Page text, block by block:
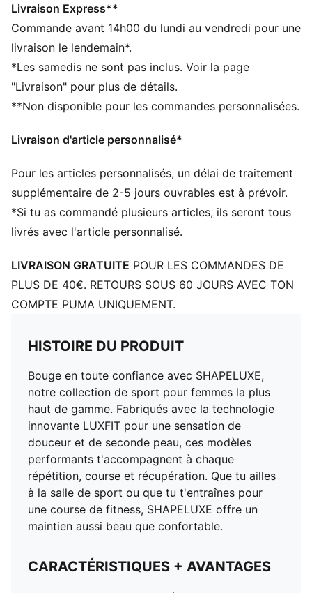
CARACTÉRISTIQUES + AVANTAGES
GESTION DE L’HUMIDITÉ : Les tissus techniques
dryCELL évacuent l'humidité pour t’aider à rester à
Confectionné avec un minimum de 50 % de matériaux
recyclés
DÉTAILS
Matière principale : Interlock
avec compression ajustée
Col : Col rond
Sans manches
Design dos nageur
Longueur : Raccourci
Livraison Express**
Commande avant 14h00 du lundi au vendredi pour une
livraison le lendemain*.
*Les samedis ne sont pas inclus. Voir la page
"Livraison" pour plus de détails.
**Non disponible pour les commandes personnalisées.
Livraison d'article personnalisé*
Pour les articles personnalisés, un délai de traitement
supplémentaire de 2-5 jours ouvrables est à prévoir.
*Si tu as commandé plusieurs articles, ils seront tous
livrés avec l'article personnalisé.
LIVRAISON GRATUITE POUR LES COMMANDES DE
PLUS DE 40€. RETOURS SOUS 60 JOURS AVEC TON
COMPTE PUMA UNIQUEMENT.
HISTOIRE DU PRODUIT
Bouge en toute confiance avec SHAPELUXE,
notre collection de sport pour femmes la plus
haut de gamme. Fabriqués avec la technologie
innovante LUXFIT pour une sensation de
douceur et de seconde peau, ces modèles
performants t'accompagnent à chaque
répétition, course et récupération. Que tu ailles
à la salle de sport ou que tu t'entraînes pour
une course de fitness, SHAPELUXE offre un
maintien aussi beau que confortable.
CARACTÉRISTIQUES + AVANTAGES